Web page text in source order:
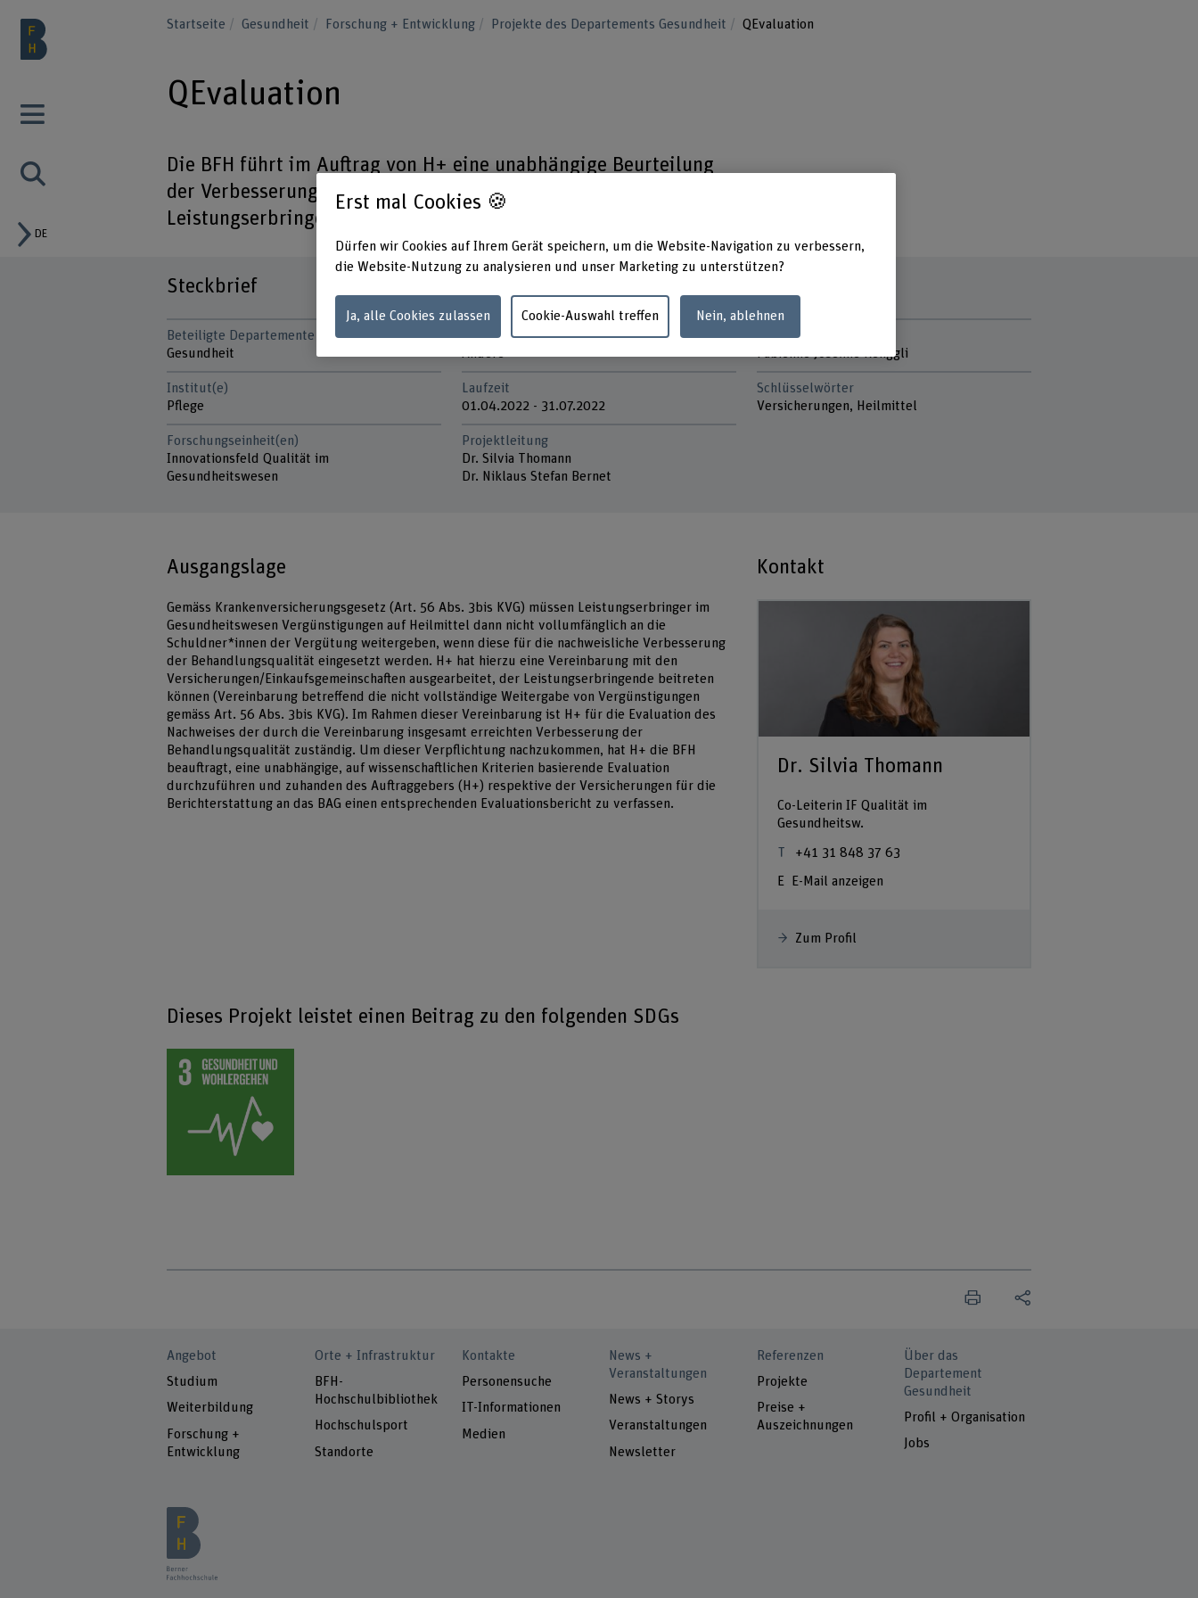
DE
Startseite Gesundheit Forschung + Entwicklung Projekte des Departements Gesundheit QEvaluation
QEvaluation
Die BFH führt im Auftrag von H+ eine unabhängige Beurteilung
der Verbesserung der Behandlungsqualität von
Leistungserbringenden im Gesundheitswesen durch.
Steckbrief
Beteiligte Departemente
Gesundheit
Institut(e)
Pflege
Forschungseinheit(en)
Innovationsfeld Qualität im
Gesundheitswesen
Förderorganisation
Laufzeit
01.04.2022 - 31.07.2022
Projektleitung
Dr. Silvia Thomann
Dr. Niklaus Stefan Bernet
Projektmitarbeitende
Fabienne Josefine Renggli
Schlüsselwörter
Versicherungen, Heilmittel
Ausgangslage
Gemäss Krankenversicherungsgesetz (Art. 56 Abs. 3bis KVG) müssen Leistungserbringer im
Gesundheitswesen Vergünstigungen auf Heilmittel dann nicht vollumfänglich an die
Schuldner*innen der Vergütung weitergeben, wenn diese für die nachweisliche Verbesserung
der Behandlungsqualität eingesetzt werden. H+ hat hierzu eine Vereinbarung mit den
Versicherungen/Einkaufsgemeinschaften ausgearbeitet, der Leistungserbringende beitreten
können (Vereinbarung betreffend die nicht vollständige Weitergabe von Vergünstigungen
gemäss Art. 56 Abs. 3bis KVG). Im Rahmen dieser Vereinbarung ist H+ für die Evaluation des
Nachweises der durch die Vereinbarung insgesamt erreichten Verbesserung der
Behandlungsqualität zuständig. Um dieser Verpflichtung nachzukommen, hat H+ die BFH
beauftragt, eine unabhängige, auf wissenschaftlichen Kriterien basierende Evaluation
durchzuführen und zuhanden des Auftraggebers (H+) respektive der Versicherungen für die
Berichterstattung an das BAG einen entsprechenden Evaluationsbericht zu verfassen.
Kontakt
Dr. Silvia Thomann
Co-Leiterin IF Qualität im
Gesundheitsw.
+41 31 848 37 63
E-Mail anzeigen
Zum Profil
Dieses Projekt leistet einen Beitrag zu den folgenden SDGs
Angebot
Studium
Weiterbildung
Forschung +
Entwicklung
Orte + Infrastruktur
BFH-
Hochschulbibliothek
Hochschulsport
Standorte
Kontakte
Personensuche
IT-Informationen
Medien
News +
Veranstaltungen
News + Storys
Veranstaltungen
Newsletter
Referenzen
Projekte
Preise +
Auszeichnungen
Über das
Departement
Gesundheit
Profil + Organisation
Jobs
Erst mal Cookies 🍪
Dürfen wir Cookies auf Ihrem Gerät speichern, um die Website-Navigation zu verbessern,
die Website-Nutzung zu analysieren und unser Marketing zu unterstützen?
Ja, alle Cookies zulassen Cookie-Auswahl treffen Nein, ablehnen